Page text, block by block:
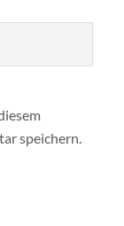
speichern.